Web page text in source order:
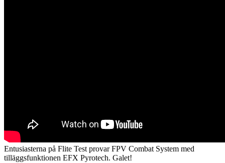
Entusiasterna på Flite Test provar FPV Combat System med
tilläggsfunktionen EFX Pyrotech. Galet!